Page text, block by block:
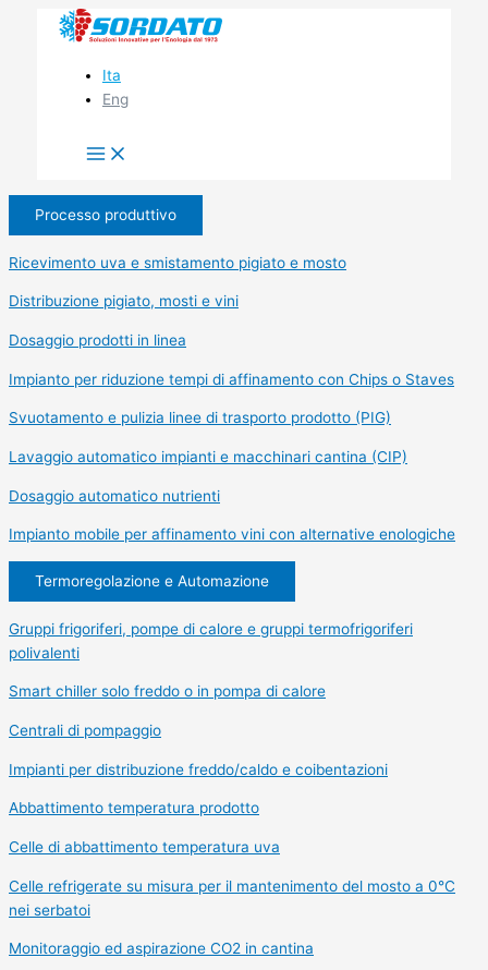
Ita
Eng
Processo produttivo
Ricevimento uva e smistamento pigiato e mosto
Distribuzione pigiato, mosti e vini
Dosaggio prodotti in linea
Impianto per riduzione tempi di affinamento con Chips o Staves
Svuotamento e pulizia linee di trasporto prodotto (PIG)
Lavaggio automatico impianti e macchinari cantina (CIP)
Dosaggio automatico nutrienti
Impianto mobile per affinamento vini con alternative enologiche
Termoregolazione e Automazione
Gruppi frigoriferi, pompe di calore e gruppi termofrigoriferi
polivalenti
Smart chiller solo freddo o in pompa di calore
Centrali di pompaggio
Impianti per distribuzione freddo/caldo e coibentazioni
Abbattimento temperatura prodotto
Celle di abbattimento temperatura uva
Celle refrigerate su misura per il mantenimento del mosto a 0°C
nei serbatoi
Monitoraggio ed aspirazione CO2 in cantina